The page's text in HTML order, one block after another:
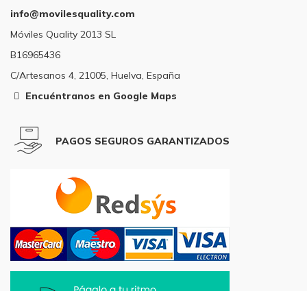
info@movilesquality.com
Móviles Quality 2013 SL
B16965436
C/Artesanos 4, 21005, Huelva, España
Encuéntranos en Google Maps
PAGOS SEGUROS GARANTIZADOS